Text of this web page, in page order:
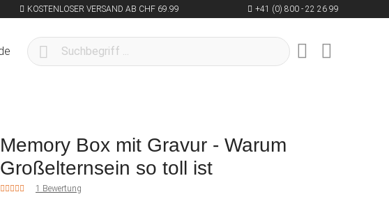
KOSTENLOSER VERSAND AB CHF 69.99 +41 (0) 800 - 22 26 99
Memory Box mit Gravur - Warum
Großelternsein so toll ist
1 Bewertung